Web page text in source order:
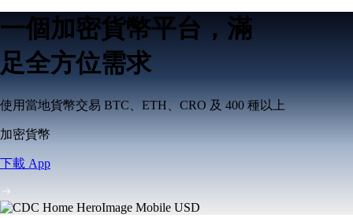
一個加密貨幣平台，滿
足全方位需求
使用當地貨幣交易 BTC、ETH、CRO 及 400 種以上
加密貨幣
下載 App